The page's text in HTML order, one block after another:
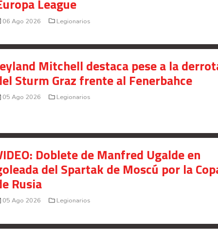
Saprissa a nivel internacional
Celso Borges enfrenta investigación penal por
Your Add Here !!
Señal en vivo:
League
06 Ago 2026 Legionarios
Mitchell destaca pese a la
Sturm Graz frente al Fenerbahce
05 Ago 2026 Legionarios
Doblete de Manfred Ugalde en
del Spartak de Moscú por la
Rusia
05 Ago 2026 Legionarios